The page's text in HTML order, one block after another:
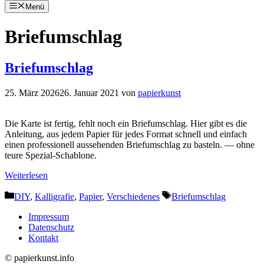
Zum
springen
Menü
Briefumschlag
Briefumschlag
25. März 202626. Januar 2021 von papierkunst
Die Karte ist fertig, fehlt noch ein Briefumschlag. Hier gibt es die
Anleitung, aus jedem Papier für jedes Format schnell und einfach
einen professionell aussehenden Briefumschlag zu basteln. — ohne
teure Spezial-Schablone.
Weiterlesen
Kategorien
DIY, Kalligrafie, Papier, Verschiedenes Schlagwörter
Briefumschlag
Impressum
Datenschutz
Kontakt
© papierkunst.info